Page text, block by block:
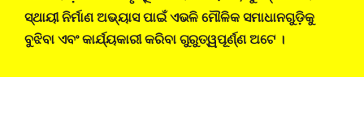
ସ୍ଥାୟୀ ନିର୍ମାଣ ଅଭ୍ୟାସ ପାଇଁ ଏଭଳି ମୌଳିକ ସମାଧାନଗୁଡ଼ିକୁ
ବୁଝିବା ଏବଂ କାର୍ଯ୍ୟକାରୀ କରିବା ଗୁରୁତ୍ୱପୂର୍ଣ୍ଣ ଅଟେ ।